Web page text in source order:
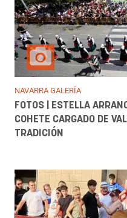
NAVARRA GALERÍA
FOTOS | ESTELLA
COHETE CARGADO DE
TRADICIÓN